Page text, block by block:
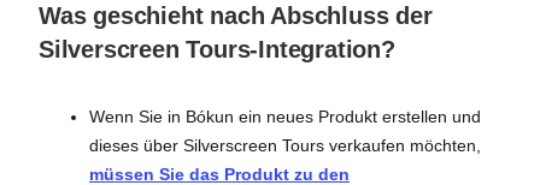
Was geschieht nach Abschluss der
Silverscreen Tours-Integration?
Wenn Sie in Bókun ein neues Produkt erstellen und
dieses über Silverscreen Tours verkaufen möchten,
müssen Sie das Produkt zu den